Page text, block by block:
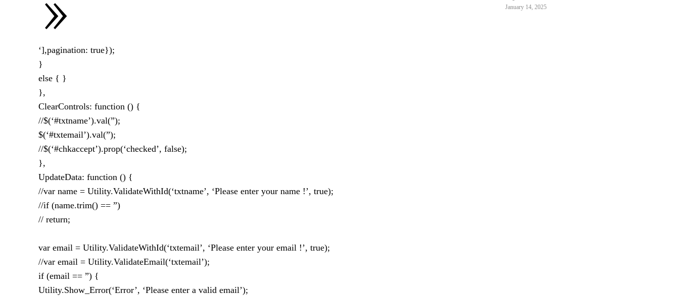
‘],pagination: true});
}
else { }
},
ClearControls: function () {
//$(‘#txtname’).val(”);
$(‘#txtemail’).val(”);
//$(‘#chkaccept’).prop(‘checked’, false);
},
UpdateData: function () {
//var name = Utility.ValidateWithId(‘txtname’, ‘Please enter your name !’, true);
//if (name.trim() == ”)
// return;
var email = Utility.ValidateWithId(‘txtemail’, ‘Please enter your email !’, true);
//var email = Utility.ValidateEmail(‘txtemail’);
if (email == ”) {
Utility.Show_Error(‘Error’, ‘Please enter a valid email’);
January 14, 2025